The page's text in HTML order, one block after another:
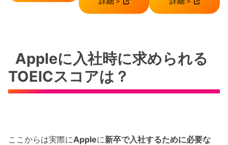
Appleに入社時に求められる
TOEICスコアは？
ここからは実際にAppleに新卒で入社するために必要な